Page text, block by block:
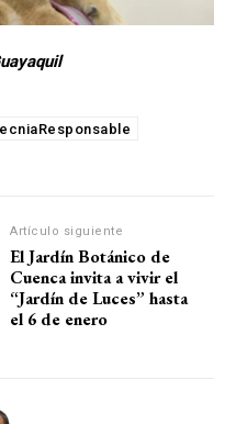
Artículo siguiente
El Jardín Botánico de
Cuenca invita a vivir el
“Jardín de Luces” hasta
el 6 de enero